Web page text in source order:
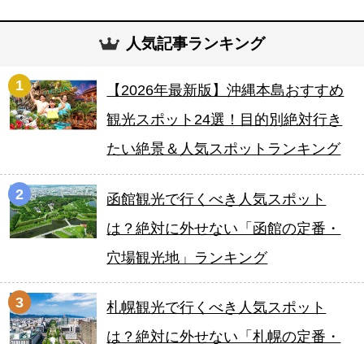
人気記事ランキング
1
【2026年最新版】沖縄本島おすすめ
観光スポット24選！目的別絶対行き
たい絶景＆人気スポットランキング
2
函館観光で行くべき人気スポット
は？絶対に外せない「函館の定番・
穴場観光地」ランキング
3
札幌観光で行くべき人気スポット
は？絶対に外せない「札幌の定番・